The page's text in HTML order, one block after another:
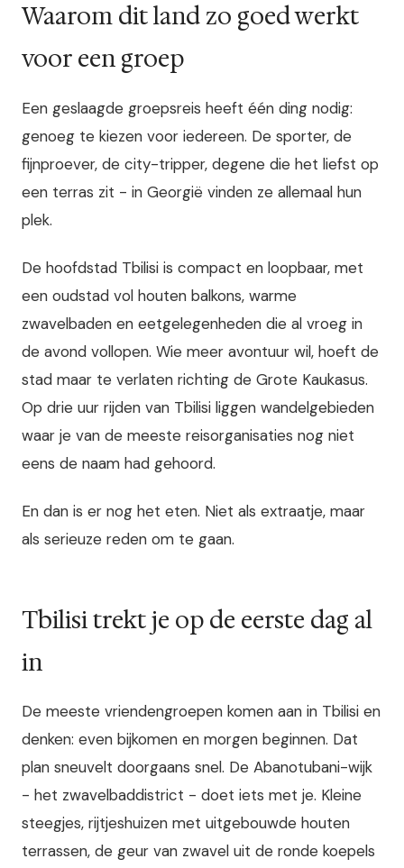
Waarom dit land zo goed werkt
voor een groep
Een geslaagde groepsreis heeft één ding nodig:
genoeg te kiezen voor iedereen. De sporter, de
fijnproever, de city-tripper, degene die het liefst op
een terras zit - in Georgië vinden ze allemaal hun
plek.
De hoofdstad Tbilisi is compact en loopbaar, met
een oudstad vol houten balkons, warme
zwavelbaden en eetgelegenheden die al vroeg in
de avond vollopen. Wie meer avontuur wil, hoeft de
stad maar te verlaten richting de Grote Kaukasus.
Op drie uur rijden van Tbilisi liggen wandelgebieden
waar je van de meeste reisorganisaties nog niet
eens de naam had gehoord.
En dan is er nog het eten. Niet als extraatje, maar
als serieuze reden om te gaan.
Tbilisi trekt je op de eerste dag al
in
De meeste vriendengroepen komen aan in Tbilisi en
denken: even bijkomen en morgen beginnen. Dat
plan sneuvelt doorgaans snel. De Abanotubani-wijk
- het zwavelbaddistrict - doet iets met je. Kleine
steegjes, rijtjeshuizen met uitgebouwde houten
terrassen, de geur van zwavel uit de ronde koepels